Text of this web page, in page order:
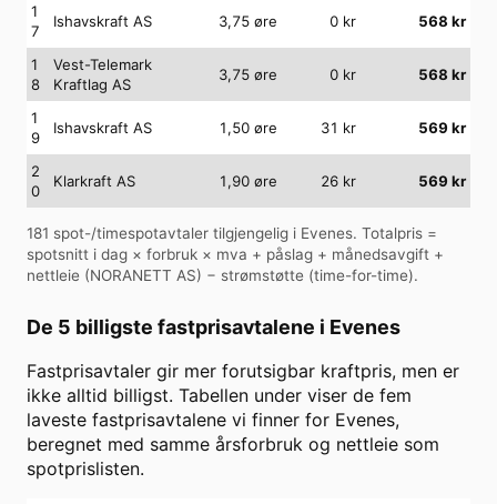
1
7
Ishavskraft AS 3,75 øre 0 kr 568 kr
1
8
Vest-Telemark
Kraftlag AS
3,75 øre 0 kr 568 kr
1
9
Ishavskraft AS 1,50 øre 31 kr 569 kr
2
0
Klarkraft AS 1,90 øre 26 kr 569 kr
181 spot-/timespotavtaler tilgjengelig i Evenes. Totalpris =
spotsnitt i dag × forbruk × mva + påslag + månedsavgift +
nettleie (NORANETT AS) − strømstøtte (time-for-time).
De 5 billigste fastprisavtalene i Evenes
Fastprisavtaler gir mer forutsigbar kraftpris, men er
ikke alltid billigst. Tabellen under viser de fem
laveste fastprisavtalene vi finner for Evenes,
beregnet med samme årsforbruk og nettleie som
spotprislisten.